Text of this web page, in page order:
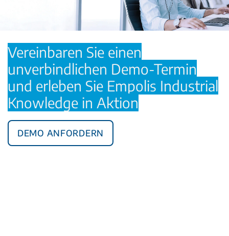
Vereinbaren Sie einen
unverbindlichen Demo-Termin
und erleben Sie Empolis Industrial
Knowledge in Aktion
Demo anfordern